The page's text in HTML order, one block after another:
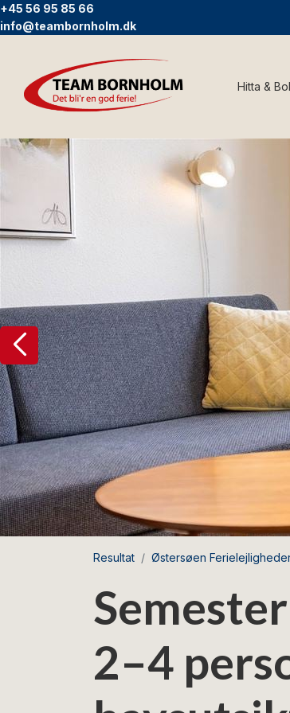
+45 56 95 85 66
info@teambornholm.dk
Hitta &
Resultat Østersøen
2–4